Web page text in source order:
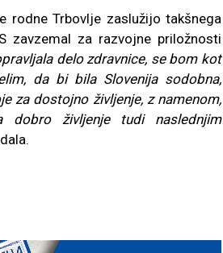
rodne Trbovlje zaslužijo takšnega
zavzemal za razvojne priložnosti
delo zdravnice, se bom kot
da bi bila Slovenija sodobna,
za dostojno življenje, z namenom,
življenje tudi naslednjim